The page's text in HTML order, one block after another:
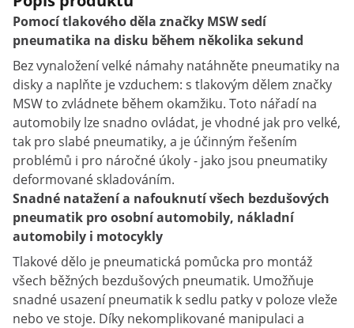
Pomocí tlakového děla značky MSW sedí
pneumatika na disku během několika sekund
Bez vynaložení velké námahy natáhněte pneumatiky na
disky a naplňte je vzduchem: s tlakovým dělem značky
MSW to zvládnete během okamžiku. Toto nářadí na
automobily lze snadno ovládat, je vhodné jak pro velké,
tak pro slabé pneumatiky, a je účinným řešením
problémů i pro náročné úkoly - jako jsou pneumatiky
deformované skladováním.
Snadné natažení a nafouknutí všech bezdušových
pneumatik pro osobní automobily, nákladní
automobily i motocykly
Tlakové dělo je pneumatická pomůcka pro montáž
všech běžných bezdušových pneumatik. Umožňuje
snadné usazení pneumatik k sedlu patky v poloze vleže
nebo ve stoje. Díky nekomplikované manipulaci a